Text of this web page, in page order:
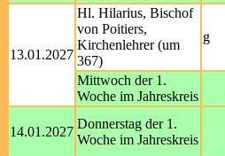
13.01.2027
Hl. Hilarius, Bischof
von Poitiers,
Kirchenlehrer (um
367)
g
Mittwoch der 1.
Woche im Jahreskreis
14.01.2027
Donnerstag der 1.
Woche im Jahreskreis